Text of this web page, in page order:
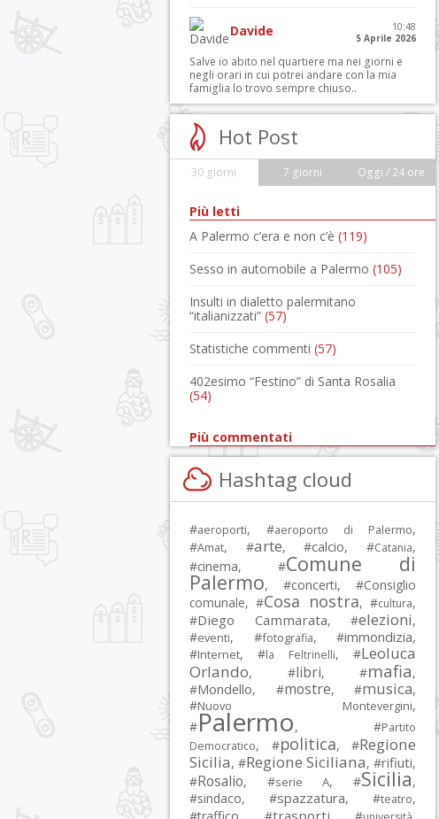
Davide
10:48
5 Aprile 2026
Salve io abito nel quartiere ma nei giorni e
negli orari in cui potrei andare con la mia
famiglia lo trovo sempre chiuso..
Hot Post
30 giorni 7 giorni Oggi / 24 ore
Più letti
A Palermo c’era e non c’è (119)
Sesso in automobile a Palermo (105)
Insulti in dialetto palermitano
“italianizzati” (57)
Statistiche commenti (57)
402esimo “Festino” di Santa Rosalia
(54)
Più commentati
Hashtag cloud
#aeroporti, #aeroporto di Palermo,
#Amat, #arte, #calcio, #Catania,
#cinema, #Comune di
Palermo, #concerti, #Consiglio
comunale, #Cosa nostra, #cultura,
#Diego Cammarata, #elezioni,
#eventi, #fotografia, #immondizia,
#Internet, #la Feltrinelli, #Leoluca
Orlando, #libri, #mafia,
#Mondello, #mostre, #musica,
#Nuovo Montevergini,
#Palermo, #Partito
Democratico, #politica, #Regione
Sicilia, #Regione Siciliana, #rifiuti,
#Rosalio, #serie A, #Sicilia,
#sindaco, #spazzatura, #teatro,
trasporti